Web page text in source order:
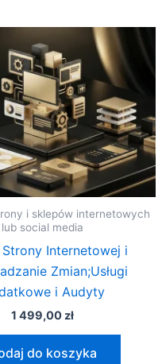
i sklepów internetowych
lub social media
Internetowej i
Zmian;Usługi
i Audyty
1 499,00 zł
do koszyka